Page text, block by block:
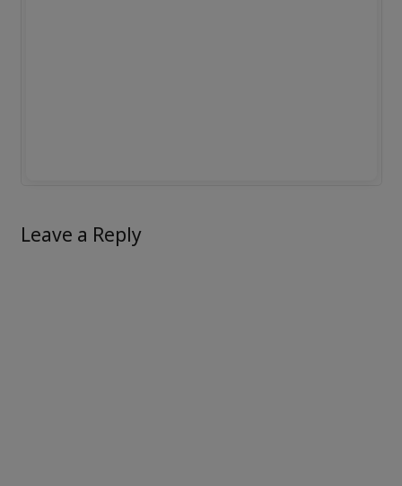
Leave a Reply